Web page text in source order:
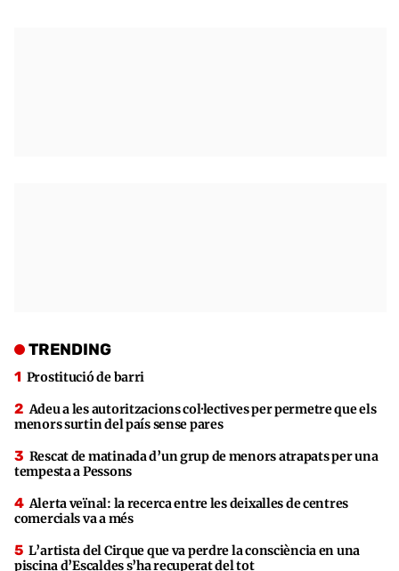
TRENDING
Prostitució de barri
Adeu a les autoritzacions col·lectives per permetre que els
menors surtin del país sense pares
Rescat de matinada d’un grup de menors atrapats per una
tempesta a Pessons
Alerta veïnal: la recerca entre les deixalles de centres
comercials va a més
L’artista del Cirque que va perdre la consciència en una
piscina d’Escaldes s’ha recuperat del tot